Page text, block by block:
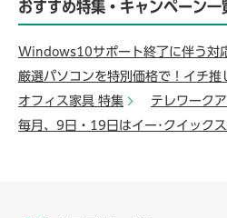
おすすめ特集・キャンペーン一
Windows10サポート終了に伴う対
厳選パソコンを特別価格で！イチ推
オフィス家具 特集
テレワーク
毎月、9日・19日はイー･クイックス